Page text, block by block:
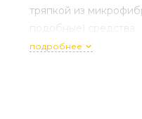
тряпкой из
подобные) средства.
подробнее